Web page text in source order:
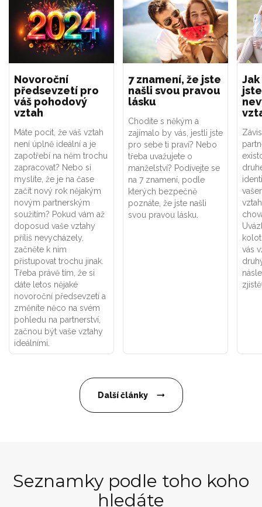
Novoroční
předsevzetí pro
váš pohodový
vztah
Máte pocit, že váš vztah
není úplně ideální a je
zapotřebí na něm trochu
zapracovat? Nebo si
myslíte, že je na čase
začít nový rok nějakým
novým partnerským
soužitím? Pokud vám až
doposud vaše vztahy
příliš nevycházely,
začněte k nim
přistupovat trochu jinak.
Třeba právě tím, že si
dáte letos nějaké
novoroční předsevzetí a
změníte něco na svém
pohledu na partnerství,
začnou být vaše vztahy
ideálními.
7 znamení, že jste
našli svou pravou
lásku
Chodíte s někým a
zajímalo by vás, jestli jste
pro sebe ti praví? Nebo
třeba uvažujete o
manželství? Podívejte se
na 7 znamení, podle
kterých bezpečně
poznáte, že jste našli
svou pravou lásku.
vás
Další články
Seznamky podle toho koho
hledáte